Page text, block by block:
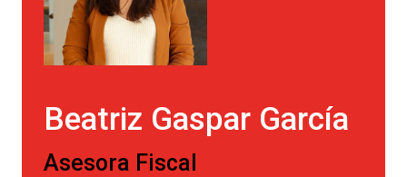
Beatriz Gaspar García
Asesora Fiscal